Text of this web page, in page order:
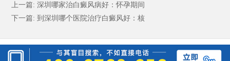
上一篇: 深圳哪家治白癜风病好：怀孕期间
下一篇: 到深圳哪个医院治疗白癜风好：核